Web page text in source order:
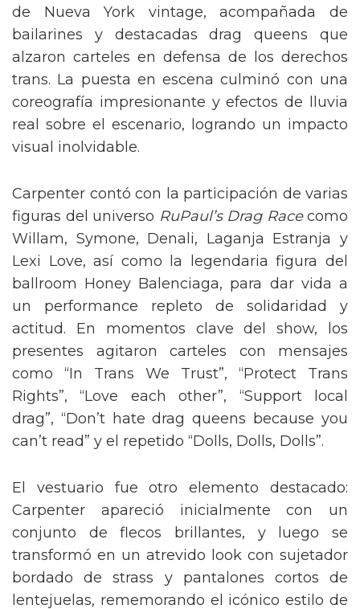
de Nueva York vintage, acompañada de
bailarines y destacadas drag queens que
alzaron carteles en defensa de los derechos
trans. La puesta en escena culminó con una
coreografía impresionante y efectos de lluvia
real sobre el escenario, logrando un impacto
visual inolvidable.
Carpenter contó con la participación de varias
figuras del universo RuPaul’s Drag Racecomo
Willam, Symone, Denali, Laganja Estranja y
Lexi Love, así como la legendaria figura del
ballroom Honey Balenciaga, para dar vida a
un performance repleto de solidaridad y
actitud. En momentos clave del show, los
presentes agitaron carteles con mensajes
como “In Trans We Trust”, “Protect Trans
Rights”, “Love each other”, “Support local
drag”, “Don’t hate drag queens because you
can’t read” y el repetido “Dolls, Dolls, Dolls”.
El vestuario fue otro elemento destacado:
Carpenter apareció inicialmente con un
conjunto de flecos brillantes, y luego se
transformó en un atrevido look con sujetador
bordado de strass y pantalones cortos de
lentejuelas, rememorando el icónico estilo de